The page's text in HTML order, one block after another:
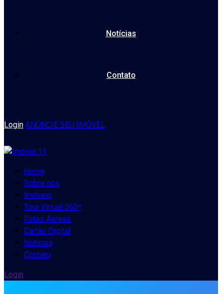
Notícias
Contato
Login ANÚNCIE SEU IMÓVEL
Home
Sobre nós
Imóveis
Tour Virtual 360º
Fotos Áereas
Cartão Digital
Notícias
Contato
Login